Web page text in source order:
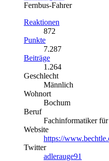
Fernbus-Fahrer
Reaktionen
872
Punkte
7.287
Beiträge
1.264
Geschlecht
Männlich
Wohnort
Bochum
Beruf
Fachinformatiker
Website
https://
Twitter
adlerauge91